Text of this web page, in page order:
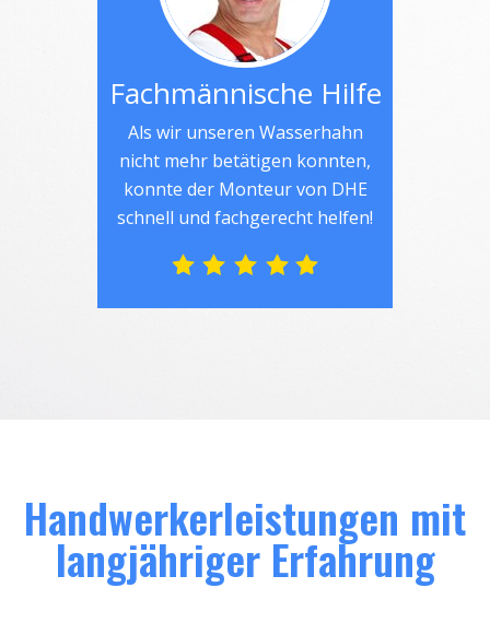
Fachmännische Hilfe
Als wir unseren Wasserhahn
nicht mehr betätigen konnten,
konnte der Monteur von DHE
schnell und fachgerecht helfen!
Handwerkerleistungen mit
langjähriger Erfahrung